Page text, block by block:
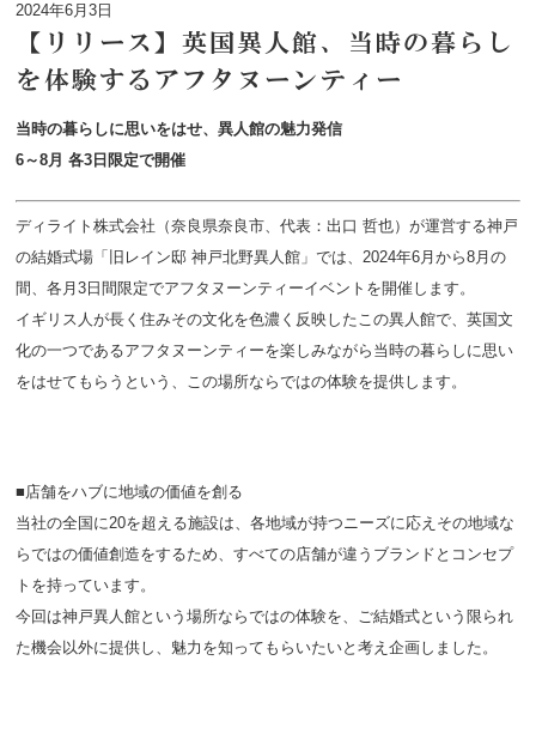
2024年6月3日
【リリース】英国異人館、当時の暮らし
を体験するアフタヌーンティー
当時の暮らしに思いをはせ、異人館の魅力発信
6～8月 各3日限定で開催
ディライト株式会社（奈良県奈良市、代表：出口 哲也）が運営する神戸
の結婚式場「旧レイン邸 神戸北野異人館」では、2024年6月から8月の
間、各月3日間限定でアフタヌーンティーイベントを開催します。
イギリス人が長く住みその文化を色濃く反映したこの異人館で、英国文
化の一つであるアフタヌーンティーを楽しみながら当時の暮らしに思い
をはせてもらうという、この場所ならではの体験を提供します。
■店舗をハブに地域の価値を創る
当社の全国に20を超える施設は、各地域が持つニーズに応えその地域な
らではの価値創造をするため、すべての店舗が違うブランドとコンセプ
トを持っています。
今回は神戸異人館という場所ならではの体験を、ご結婚式という限られ
た機会以外に提供し、魅力を知ってもらいたいと考え企画しました。